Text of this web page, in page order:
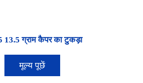
13.5 ग्राम कैपर का टुकड़ा
मूल्य पूछें